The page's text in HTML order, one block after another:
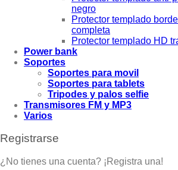
negro
Protector templado
completa
Protector templado HD
Power bank
Soportes
Soportes para movil
Soportes para tablets
Tripodes y palos selfie
Transmisores FM y MP3
Varios
Registrarse
¿No tienes una cuenta? ¡Registra una!